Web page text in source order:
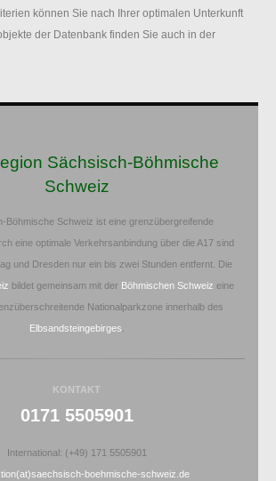
können Sie nach Ihrer optimalen Unterkunft
der Datenbank finden Sie auch in der
Sächsisch-Böhmische
Schweiz
Böhmische Schweiz ist eine grenzübergreifende
eine optimale Verkehrsanbindung über die A17 sind
und Dresden nur ein bis zwei Stunden entfernt. Die
bildet gemeinsam mit der Böhmischen Schweiz eine
Nationalparkzone innerhalb des
Elbsandsteingebirges
KONTAKT
0171 5505901
International: (+49) 171 5505901
boehmische-schweiz.de